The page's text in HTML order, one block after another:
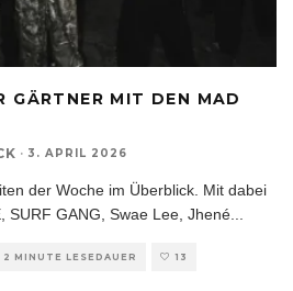
GÄRTNER MIT DEN MAD
· 3. APRIL 2026
der Woche im Überblick. Mit dabei
SURF GANG, Swae Lee, Jhené...
2 MINUTE LESEDAUER 13